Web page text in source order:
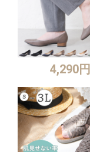
4,290円